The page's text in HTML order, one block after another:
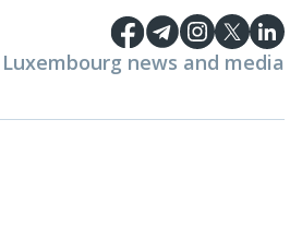
news and media